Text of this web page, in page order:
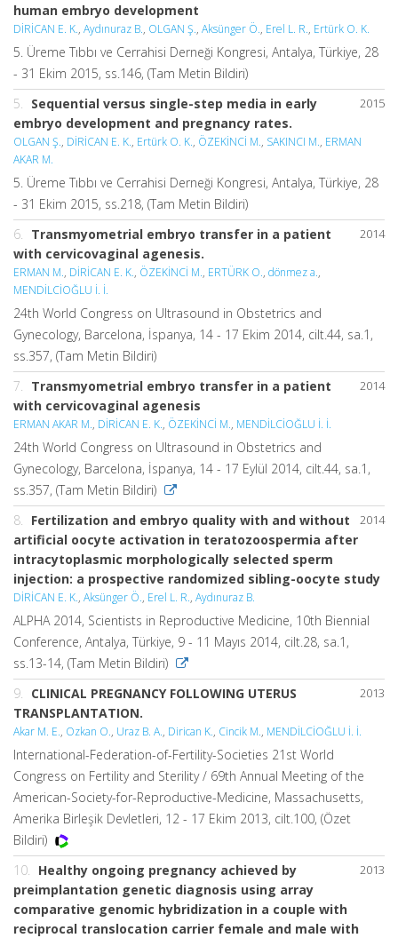
human embryo development
DİRİCAN E. K., Aydınuraz B., OLGAN Ş., Aksünger Ö., Erel L. R., Ertürk O. K.
5. Üreme Tıbbı ve Cerrahisi Derneği Kongresi, Antalya, Türkiye, 28
- 31 Ekim 2015, ss.146, (Tam Metin Bildiri)
2015
5.
Sequential versus single-step media in early
embryo development and pregnancy rates.
OLGAN Ş., DİRİCAN E. K., Ertürk O. K., ÖZEKİNCİ M., SAKINCI M., ERMAN
AKAR M.
5. Üreme Tıbbı ve Cerrahisi Derneği Kongresi, Antalya, Türkiye, 28
- 31 Ekim 2015, ss.218, (Tam Metin Bildiri)
2014
6.
Transmyometrial embryo transfer in a patient
with cervicovaginal agenesis.
ERMAN M., DİRİCAN E. K., ÖZEKİNCİ M., ERTÜRK O., dönmez a.,
MENDİLCİOĞLU İ. İ.
24th World Congress on Ultrasound in Obstetrics and
Gynecology, Barcelona, İspanya, 14 - 17 Ekim 2014, cilt.44, sa.1,
ss.357, (Tam Metin Bildiri)
2014
7.
Transmyometrial embryo transfer in a patient
with cervicovaginal agenesis
ERMAN AKAR M., DİRİCAN E. K., ÖZEKİNCİ M., MENDİLCİOĞLU İ. İ.
24th World Congress on Ultrasound in Obstetrics and
Gynecology, Barcelona, İspanya, 14 - 17 Eylül 2014, cilt.44, sa.1,
ss.357, (Tam Metin Bildiri)
2014
8.
Fertilization and embryo quality with and without
artificial oocyte activation in teratozoospermia after
intracytoplasmic morphologically selected sperm
injection: a prospective randomized sibling-oocyte study
DİRİCAN E. K., Aksünger Ö., Erel L. R., Aydınuraz B.
ALPHA 2014, Scientists in Reproductive Medicine, 10th Biennial
Conference, Antalya, Türkiye, 9 - 11 Mayıs 2014, cilt.28, sa.1,
ss.13-14, (Tam Metin Bildiri)
2013
9.
CLINICAL PREGNANCY FOLLOWING UTERUS
TRANSPLANTATION.
Akar M. E., Ozkan O., Uraz B. A., Dirican K., Cincik M., MENDİLCİOĞLU İ. İ.
International-Federation-of-Fertility-Societies 21st World
Congress on Fertility and Sterility / 69th Annual Meeting of the
American-Society-for-Reproductive-Medicine, Massachusetts,
Amerika Birleşik Devletleri, 12 - 17 Ekim 2013, cilt.100, (Özet
Bildiri)
2013
10.
Healthy ongoing pregnancy achieved by
preimplantation genetic diagnosis using array
comparative genomic hybridization in a couple with
reciprocal translocation carrier female and male with